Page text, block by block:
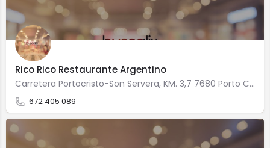
Rico Rico Restaurante Argentino
Carretera Portocristo-Son Servera, KM. 3,7 7680 Porto Cristo
672 405 089